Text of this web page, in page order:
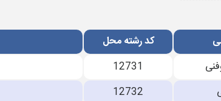
کد رﺷﺘﻪ محل
12731
12732